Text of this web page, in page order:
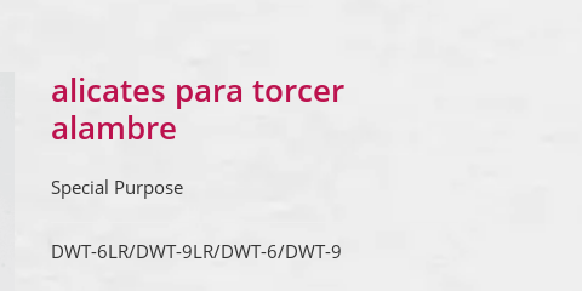
alicates para torcer
alambre
Special Purpose
DWT-6LR/DWT-9LR/DWT-6/DWT-9